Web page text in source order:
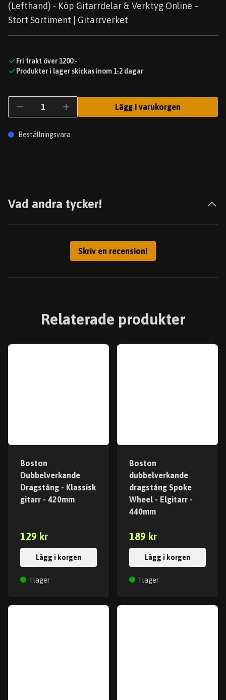
(Lefthand) - Köp Gitarrdelar & Verktyg Online –
Stort Sortiment | Gitarrverket
Fri frakt över 1200:-
Produkter i lager skickas inom 1-2 dagar
Lägg i varukorgen
Beställningsvara
Vad andra tycker!
Skriv en recension!
Relaterade produkter
Boston
Dubbelverkande
Dragstång - Klassisk
gitarr - 420mm
129 kr
Lägg i korgen
I lager
Boston
dubbelverkande
dragstång Spoke
Wheel - Elgitarr -
440mm
189 kr
Lägg i korgen
I lager